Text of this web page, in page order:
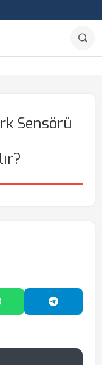
Sensörü
Paylaş